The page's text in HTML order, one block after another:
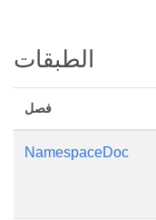
الطبقات
فصل
NamespaceDoc